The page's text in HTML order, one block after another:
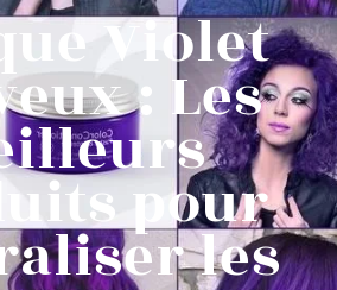
Violet
: Les
pour
les